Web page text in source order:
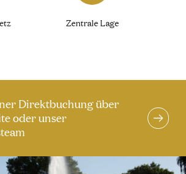
Zentrale Lage
Direktbuchung über
oder unser